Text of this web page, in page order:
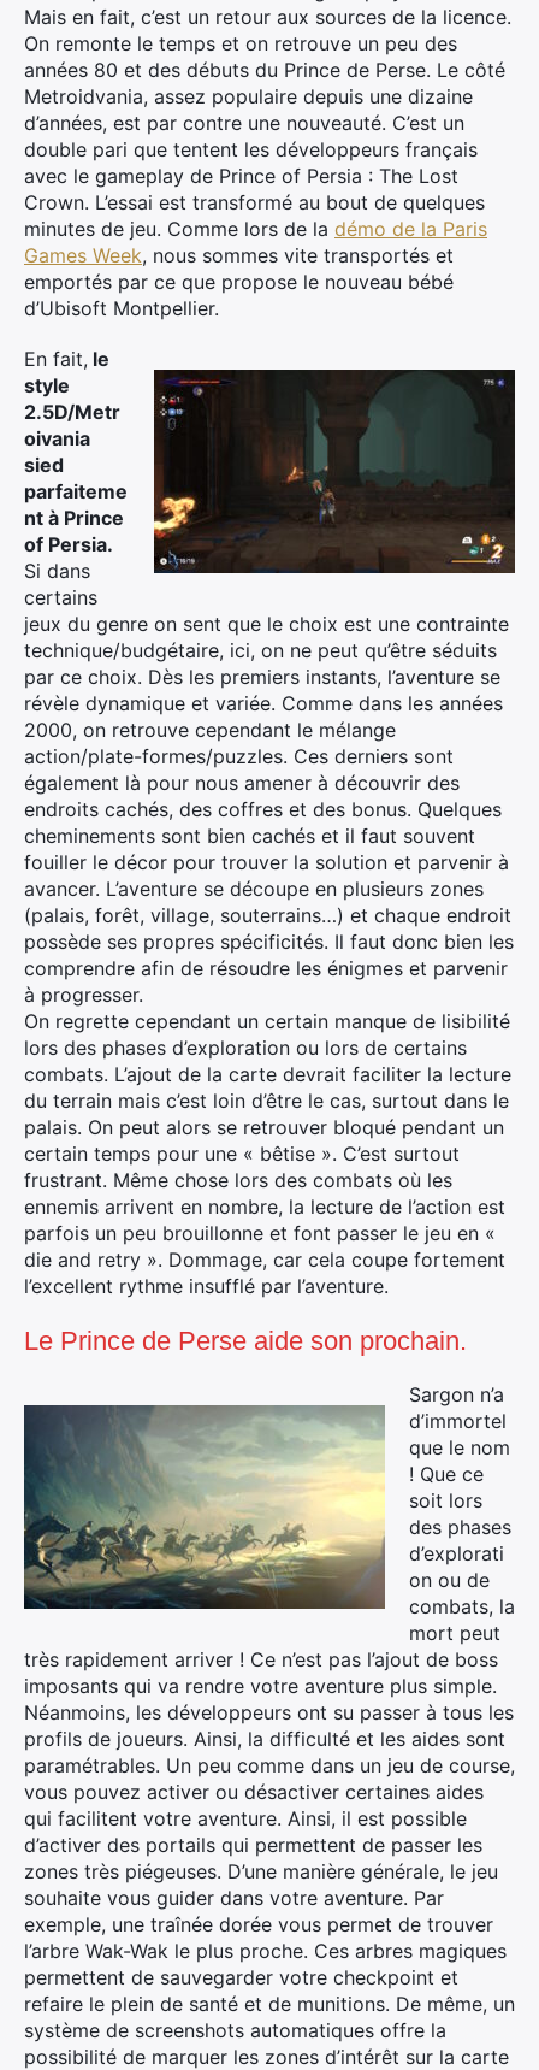
Mais en fait, c’est un retour aux sources de la licence.
On remonte le temps et on retrouve un peu des
années 80 et des débuts du Prince de Perse. Le côté
Metroidvania, assez populaire depuis une dizaine
d’années, est par contre une nouveauté. C’est un
double pari que tentent les développeurs français
avec le gameplay de Prince of Persia : The Lost
Crown. L’essai est transformé au bout de quelques
minutes de jeu. Comme lors de la démo de la Paris
Games Week, nous sommes vite transportés et
emportés par ce que propose le nouveau bébé
d’Ubisoft Montpellier.
En fait, le
style
2.5D/Metr
oivania
sied
parfaiteme
nt à Prince
of Persia.
Si dans
certains
jeux du genre on sent que le choix est une contrainte
technique/budgétaire, ici, on ne peut qu’être séduits
par ce choix. Dès les premiers instants, l’aventure se
révèle dynamique et variée. Comme dans les années
2000, on retrouve cependant le mélange
action/plate-formes/puzzles. Ces derniers sont
également là pour nous amener à découvrir des
endroits cachés, des coffres et des bonus. Quelques
cheminements sont bien cachés et il faut souvent
fouiller le décor pour trouver la solution et parvenir à
avancer. L’aventure se découpe en plusieurs zones
(palais, forêt, village, souterrains…) et chaque endroit
possède ses propres spécificités. Il faut donc bien les
comprendre afin de résoudre les énigmes et parvenir
à progresser.
On regrette cependant un certain manque de lisibilité
lors des phases d’exploration ou lors de certains
combats. L’ajout de la carte devrait faciliter la lecture
du terrain mais c’est loin d’être le cas, surtout dans le
palais. On peut alors se retrouver bloqué pendant un
certain temps pour une « bêtise ». C’est surtout
frustrant. Même chose lors des combats où les
ennemis arrivent en nombre, la lecture de l’action est
parfois un peu brouillonne et font passer le jeu en «
die and retry ». Dommage, car cela coupe fortement
l’excellent rythme insufflé par l’aventure.
Le Prince de Perse aide son prochain.
Sargon n’a
d’immortel
que le nom
! Que ce
soit lors
des phases
d’explorati
on ou de
combats, la
mort peut
très rapidement arriver ! Ce n’est pas l’ajout de boss
imposants qui va rendre votre aventure plus simple.
Néanmoins, les développeurs ont su passer à tous les
profils de joueurs. Ainsi, la difficulté et les aides sont
paramétrables. Un peu comme dans un jeu de course,
vous pouvez activer ou désactiver certaines aides
qui facilitent votre aventure. Ainsi, il est possible
d’activer des portails qui permettent de passer les
zones très piégeuses. D’une manière générale, le jeu
souhaite vous guider dans votre aventure. Par
exemple, une traînée dorée vous permet de trouver
l’arbre Wak-Wak le plus proche. Ces arbres magiques
permettent de sauvegarder votre checkpoint et
refaire le plein de santé et de munitions. De même, un
système de screenshots automatiques offre la
possibilité de marquer les zones d’intérêt sur la carte
×
Rechercher
: